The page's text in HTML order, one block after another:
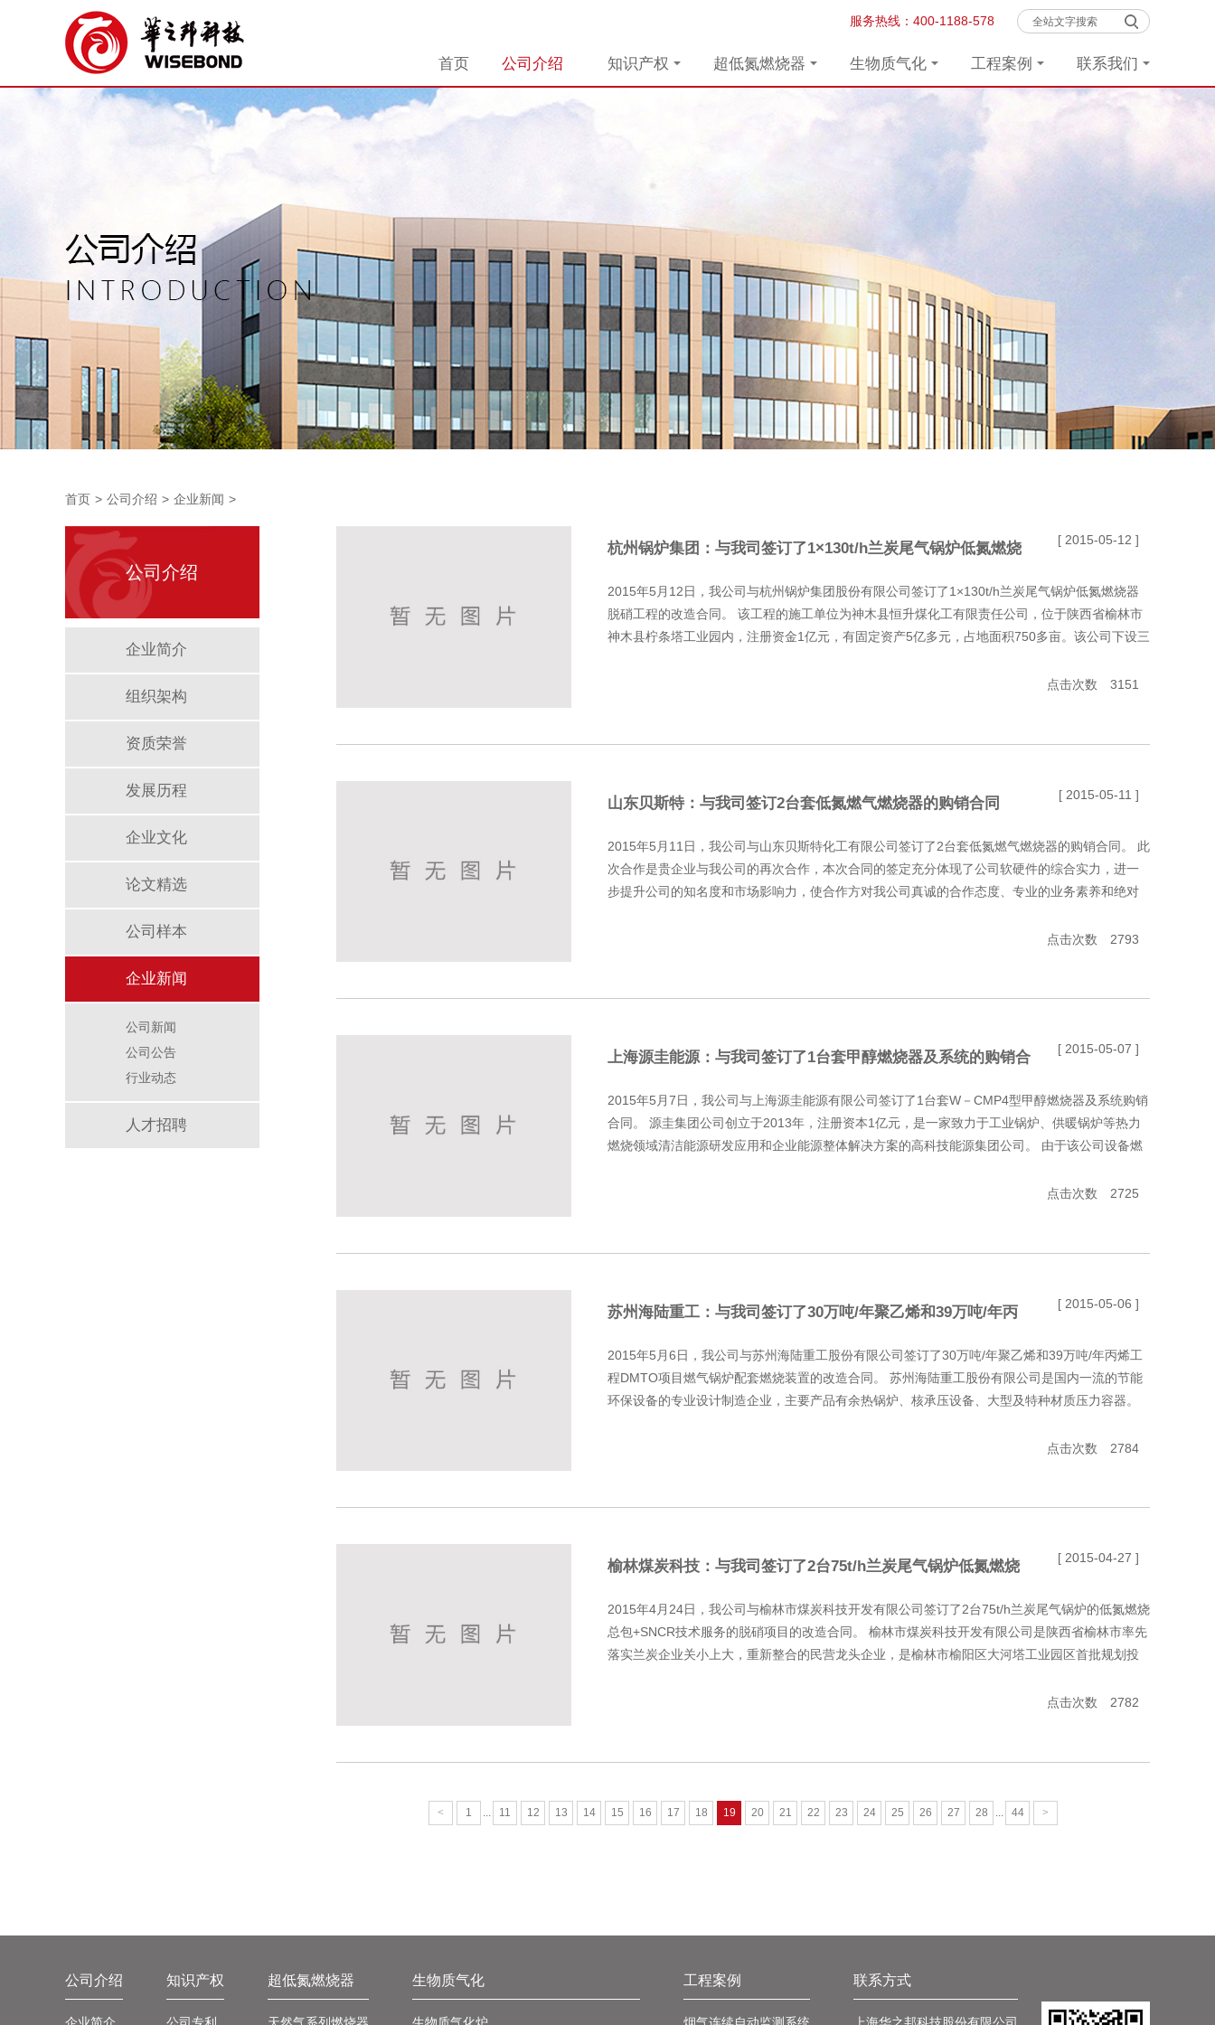
服务热线： 400-1188-578
首页 公司介绍 知识产权 超低氮燃烧器 生物质气化 工程案例 联系我们
首页 > 公司介绍 > 企业新闻 >
公司介绍
企业简介
组织架构
资质荣誉
发展历程
企业文化
论文精选
公司样本
企业新闻
公司新闻
公司公告
行业动态
人才招聘
杭州锅炉集团：与我司签订了1×130t/h兰炭尾气锅炉低氮燃烧
[ 2015-05-12 ]
2015年5月12日，我公司与杭州锅炉集团股份有限公司签订了1×130t/h兰炭尾气锅炉低氮燃烧器
脱硝工程的改造合同。 该工程的施工单位为神木县恒升煤化工有限责任公司，位于陕西省榆林市
神木县柠条塔工业园内，注册资金1亿元，有固定资产5亿多元，占地面积750多亩。该公司下设三
点击次数 3151
山东贝斯特：与我司签订2台套低氮燃气燃烧器的购销合同 [ 2015-05-11 ]
2015年5月11日，我公司与山东贝斯特化工有限公司签订了2台套低氮燃气燃烧器的购销合同。 此
次合作是贵企业与我公司的再次合作，本次合同的签定充分体现了公司软硬件的综合实力，进一
步提升公司的知名度和市场影响力，使合作方对我公司真诚的合作态度、专业的业务素养和绝对
点击次数 2793
上海源圭能源：与我司签订了1台套甲醇燃烧器及系统的购销合
[ 2015-05-07 ]
2015年5月7日，我公司与上海源圭能源有限公司签订了1台套W－CMP4型甲醇燃烧器及系统购销
合同。 源圭集团公司创立于2013年，注册资本1亿元，是一家致力于工业锅炉、供暖锅炉等热力
燃烧领域清洁能源研发应用和企业能源整体解决方案的高科技能源集团公司。 由于该公司设备燃
点击次数 2725
苏州海陆重工：与我司签订了30万吨/年聚乙烯和39万吨/年丙
[ 2015-05-06 ]
2015年5月6日，我公司与苏州海陆重工股份有限公司签订了30万吨/年聚乙烯和39万吨/年丙烯工
程DMTO项目燃气锅炉配套燃烧装置的改造合同。 苏州海陆重工股份有限公司是国内一流的节能
环保设备的专业设计制造企业，主要产品有余热锅炉、核承压设备、大型及特种材质压力容器。
点击次数 2784
榆林煤炭科技：与我司签订了2台75t/h兰炭尾气锅炉低氮燃烧
[ 2015-04-27 ]
2015年4月24日，我公司与榆林市煤炭科技开发有限公司签订了2台75t/h兰炭尾气锅炉的低氮燃烧
总包+SNCR技术服务的脱硝项目的改造合同。 榆林市煤炭科技开发有限公司是陕西省榆林市率先
落实兰炭企业关小上大，重新整合的民营龙头企业，是榆林市榆阳区大河塔工业园区首批规划投
点击次数 2782
< 1 ... 11 12 13 14 15 16 17 18 19 20 21 22 23 24 25 26 27 28 ... 44 >
公司介绍 知识产权 超低氮燃烧器 生物质气化 工程案例 联系方式